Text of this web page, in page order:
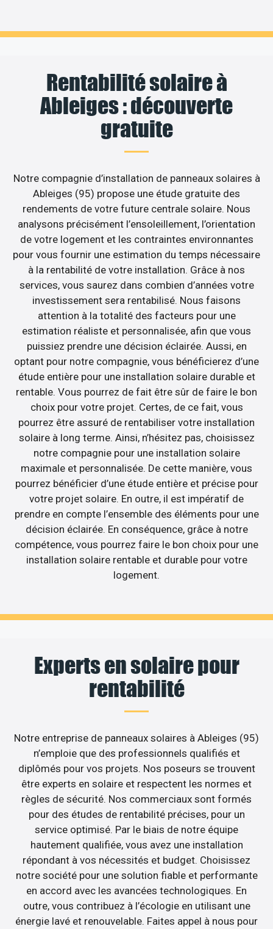
Rentabilité solaire à
Ableiges : découverte
gratuite
Notre compagnie d’installation de panneaux solaires à
Ableiges (95) propose une étude gratuite des
rendements de votre future centrale solaire. Nous
analysons précisément l’ensoleillement, l’orientation
de votre logement et les contraintes environnantes
pour vous fournir une estimation du temps nécessaire
à la rentabilité de votre installation. Grâce à nos
services, vous saurez dans combien d’années votre
investissement sera rentabilisé. Nous faisons
attention à la totalité des facteurs pour une
estimation réaliste et personnalisée, afin que vous
puissiez prendre une décision éclairée. Aussi, en
optant pour notre compagnie, vous bénéficierez d’une
étude entière pour une installation solaire durable et
rentable. Vous pourrez de fait être sûr de faire le bon
choix pour votre projet. Certes, de ce fait, vous
pourrez être assuré de rentabiliser votre installation
solaire à long terme. Ainsi, n’hésitez pas, choisissez
notre compagnie pour une installation solaire
maximale et personnalisée. De cette manière, vous
pourrez bénéficier d’une étude entière et précise pour
votre projet solaire. En outre, il est impératif de
prendre en compte l’ensemble des éléments pour une
décision éclairée. En conséquence, grâce à notre
compétence, vous pourrez faire le bon choix pour une
installation solaire rentable et durable pour votre
logement.
Experts en solaire pour
rentabilité
Notre entreprise de panneaux solaires à Ableiges (95)
n’emploie que des professionnels qualifiés et
diplômés pour vos projets. Nos poseurs se trouvent
être experts en solaire et respectent les normes et
règles de sécurité. Nos commerciaux sont formés
pour des études de rentabilité précises, pour un
service optimisé. Par le biais de notre équipe
hautement qualifiée, vous avez une installation
répondant à vos nécessités et budget. Choisissez
notre société pour une solution fiable et performante
en accord avec les avancées technologiques. En
outre, vous contribuez à l’écologie en utilisant une
énergie lavé et renouvelable. Faites appel à nous pour